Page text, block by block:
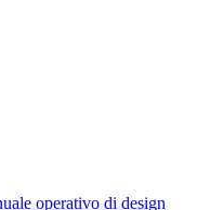
operativo di design